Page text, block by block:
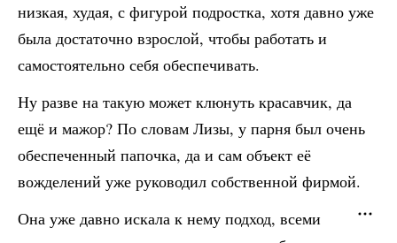
низкая, худая, с фигурой подростка, хотя давно уже
была достаточно взрослой, чтобы работать и
самостоятельно себя обеспечивать.
Ну разве на такую может клюнуть красавчик, да
ещё и мажор? По словам Лизы, у парня был очень
обеспеченный папочка, да и сам объект её
вожделений уже руководил собственной фирмой.
Она уже давно искала к нему подход, всеми